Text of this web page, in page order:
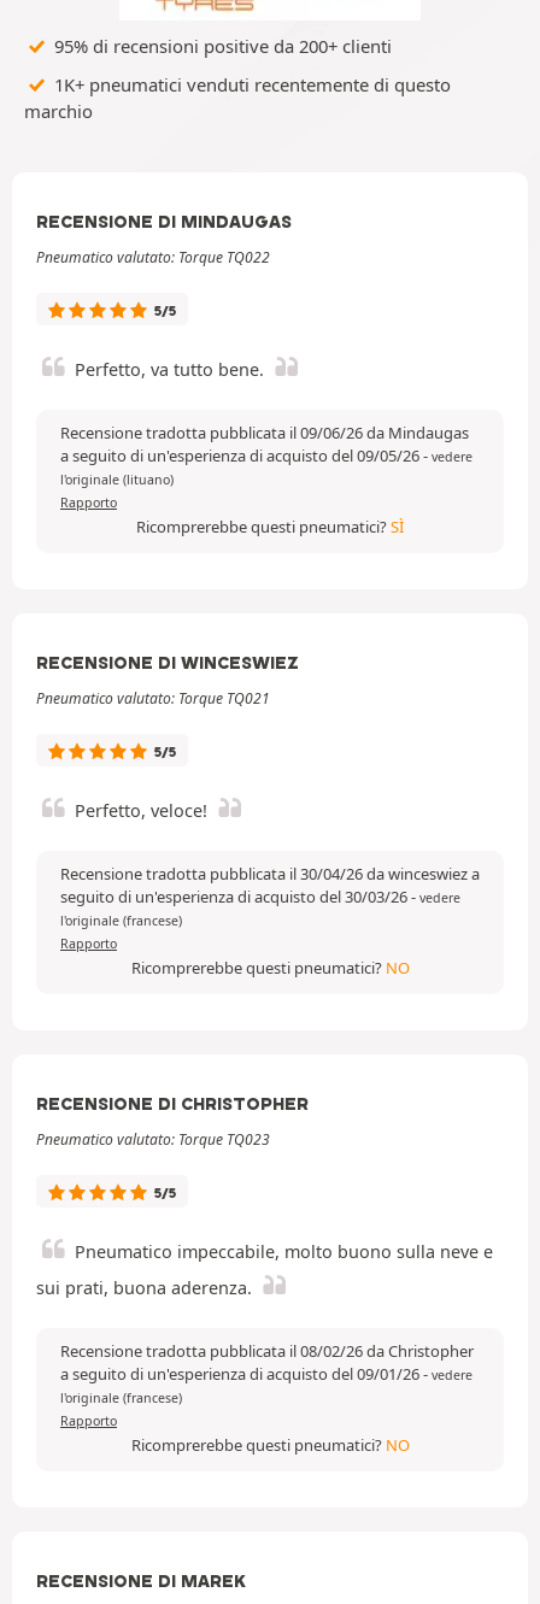
95% di recensioni positive da 200+ clienti
1K+ pneumatici venduti recentemente di questo
marchio
RECENSIONE DI MINDAUGAS
Pneumatico valutato: Torque TQ022
5/5
Perfetto, va tutto bene.
Recensione tradotta pubblicata il 09/06/26 da Mindaugas
a seguito di un'esperienza di acquisto del 09/05/26- vedere
l'originale (lituano)
Rapporto
Ricomprerebbe questi pneumatici?SÌ
RECENSIONE DI WINCESWIEZ
Pneumatico valutato: Torque TQ021
5/5
Perfetto, veloce!
Recensione tradotta pubblicata il 30/04/26 da winceswiez a
seguito di un'esperienza di acquisto del 30/03/26- vedere
l'originale (francese)
Rapporto
Ricomprerebbe questi pneumatici? NO
RECENSIONE DI CHRISTOPHER
Pneumatico valutato: Torque TQ023
5/5
Pneumatico impeccabile, molto buono sulla neve e
sui prati, buona aderenza.
Recensione tradotta pubblicata il 08/02/26 da Christopher
a seguito di un'esperienza di acquisto del 09/01/26- vedere
l'originale (francese)
Rapporto
Ricomprerebbe questi pneumatici? NO
RECENSIONE DI MAREK